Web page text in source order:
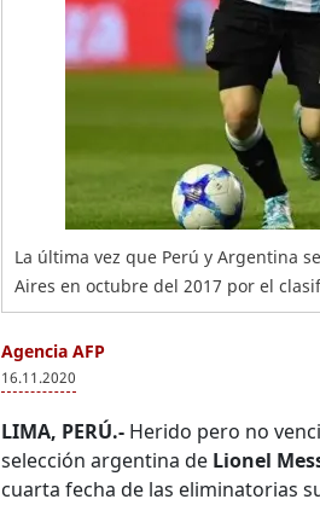
La última vez que Perú y Argentina
Aires en octubre del 2017 por el
Agencia AFP
16.11.2020
LIMA, PERÚ.- Herido pero no
selección argentina de Lionel
cuarta fecha de las eliminatorias